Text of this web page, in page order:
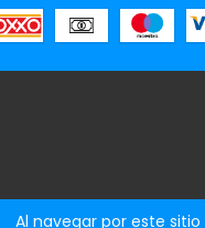
Al navegar por este sitio